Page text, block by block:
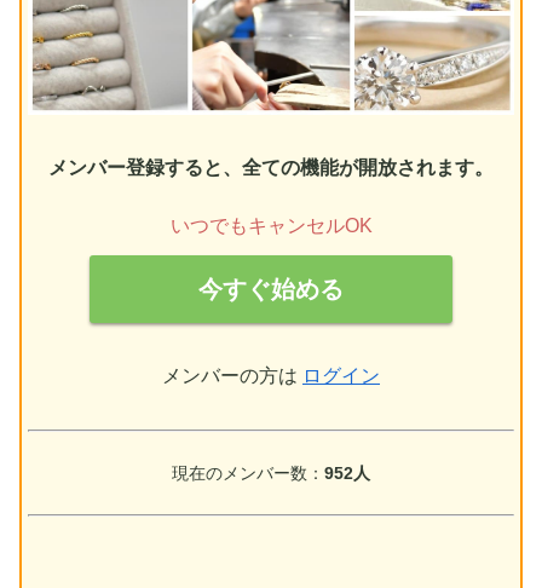
メンバー登録すると、全ての機能が開放されます。
いつでもキャンセルOK
今すぐ始める
メンバーの方は ログイン
現在のメンバー数： 952人